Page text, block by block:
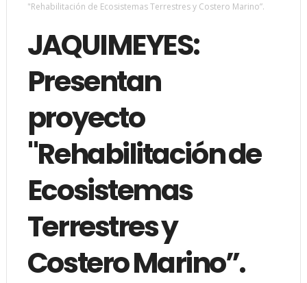
"Rehabilitación de Ecosistemas Terrestres y Costero Marino”.
JAQUIMEYES:
Presentan
proyecto
"Rehabilitación de
Ecosistemas
Terrestres y
Costero Marino”.